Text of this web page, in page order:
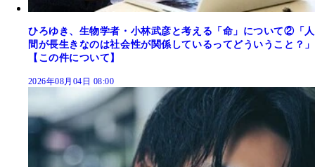
ひろゆき、生物学者・小林武彦と考える「命」について②「人
間が長生きなのは社会性が関係しているってどういうこと？」
【この件について】
2026年08月04日 08:00